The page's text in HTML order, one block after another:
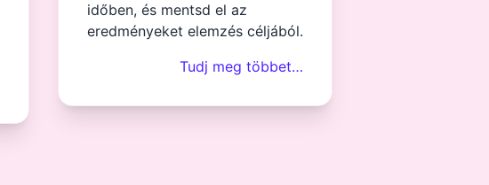
időben, és mentsd el az
eredményeket elemzés céljából.
Tudj meg többet…